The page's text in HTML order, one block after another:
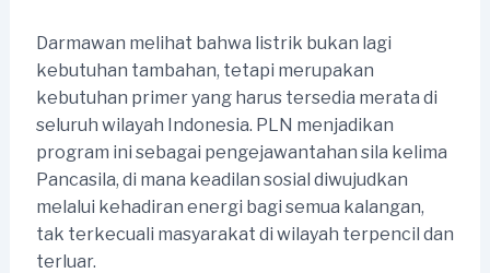
Darmawan melihat bahwa listrik bukan lagi
kebutuhan tambahan, tetapi merupakan
kebutuhan primer yang harus tersedia merata di
seluruh wilayah Indonesia. PLN menjadikan
program ini sebagai pengejawantahan sila kelima
Pancasila, di mana keadilan sosial diwujudkan
melalui kehadiran energi bagi semua kalangan,
tak terkecuali masyarakat di wilayah terpencil dan
terluar.